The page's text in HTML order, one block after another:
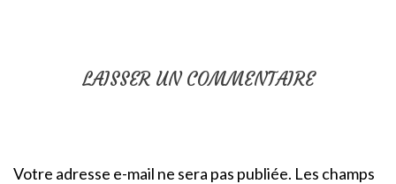
LAISSER UN COMMENTAIRE
Votre adresse e-mail ne sera pas publiée. Les champs